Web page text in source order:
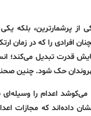
از پرشمارترین، بلکه
را که در زمان
قدرت تبدیل می‌کند؛
حک شود. چنین
اعدام را
داده‌اند که مجازات